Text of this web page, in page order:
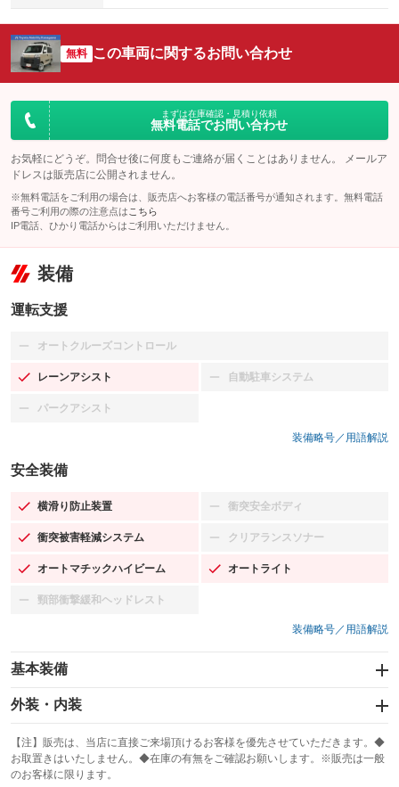
無料 この車両に関するお問い合わせ
まずは在庫確認・見積り依頼
無料電話でお問い合わせ
お気軽にどうぞ。問合せ後に何度もご連絡が届くことはありません。 メールア
ドレスは販売店に公開されません。
※無料電話をご利用の場合は、販売店へお客様の電話番号が通知されます。無料電話
番号ご利用の際の注意点は こちら
IP電話、ひかり電話からはご利用いただけません。
装備
運転支援
オートクルーズコントロール
：装備なし
レーンアシスト
：装備あり 自動駐車システム
：装備なし
パークアシスト
：装備なし
装備略号／用語解説
安全装備
横滑り防止装置
：装備あり 衝突安全ボディ
：装備なし
衝突被害軽減システム
：装備あり クリアランスソナー
：装備なし
オートマチックハイビーム
：装備あり オートライト
：装備あり
頸部衝撃緩和ヘッドレスト
：装備なし
装備略号／用語解説
基本装備
エアバッグ：運転席/助手席
：装備あり
：装備あり
サンルーフ
：装備なし ABS
外装・内装
カーナビ：メモリーナビ他
：装備あり
TV：フルセグ
：装備あり
【注】販売は、当店に直接ご来場頂けるお客様を優先させていただきます。◆
お取置きはいたしません。◆在庫の有無をご確認お願いします。※販売は一般
のお客様に限ります。